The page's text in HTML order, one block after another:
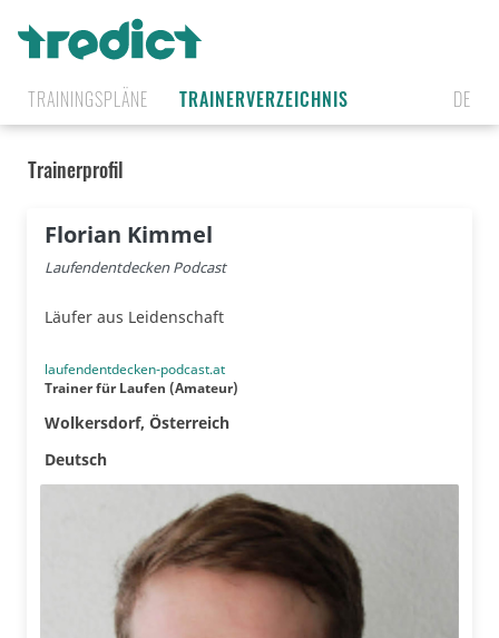
TRAININGSPLÄNE TRAINERVERZEICHNIS DE
Trainerprofil
Florian Kimmel
Laufendentdecken Podcast
Läufer aus Leidenschaft
laufendentdecken-podcast.at
Trainer für Laufen (Amateur)
Wolkersdorf, Österreich
Deutsch